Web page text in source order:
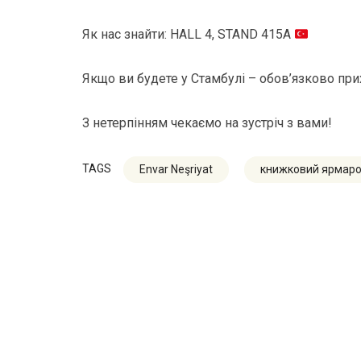
Як нас знайти: HALL 4, STAND 415A
Якщо ви будете у Стамбулі – обов’язково
З нетерпінням чекаємо на зустріч з вами!
TAGS Envar Neşriyat книжковий